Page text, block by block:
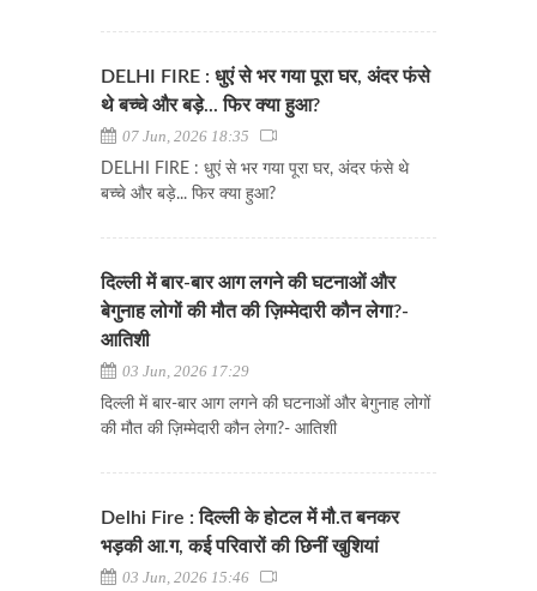
DELHI FIRE : धुएं से भर गया पूरा घर, अंदर फंसे
थे बच्चे और बड़े... फिर क्या हुआ?
07 Jun, 2026 18:35
DELHI FIRE : धुएं से भर गया पूरा घर, अंदर फंसे थे
बच्चे और बड़े... फिर क्या हुआ?
दिल्ली में बार-बार आग लगने की घटनाओं और
बेगुनाह लोगों की मौत की ज़िम्मेदारी कौन लेगा?-
आतिशी
03 Jun, 2026 17:29
दिल्ली में बार-बार आग लगने की घटनाओं और बेगुनाह लोगों
की मौत की ज़िम्मेदारी कौन लेगा?- आतिशी
Delhi Fire : दिल्ली के होटल में मौ.त बनकर
भड़की आ.ग, कई परिवारों की छिनीं खुशियां
03 Jun, 2026 15:46